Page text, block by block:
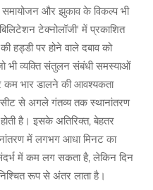
समायोजन और झुकाव के विकल्प भी
टेक्नोलॉजी' में प्रकाशित
हड्डी पर होने वाले दबाव को
भी व्यक्ति संतुलन संबंधी समस्याओं
कम भार डालने की आवश्यकता
सीट से अगले गंतव्य तक स्थानांतरण
है। इसके अतिरिक्त, बेहतर
में लगभग आधा मिनट का
में कम लग सकता है, लेकिन दिन
रूप से अंतर लाता है।